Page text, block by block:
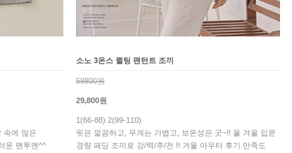
속에 많은
운 맨투맨^^
소노 3온스 퀼팅 팬턴트 조끼
59800원
29,800원
1(66-88) 2(99-110)
핏은 깔끔하고, 무게는 가볍고, 보온성은 굿~!! 울 겨울 입문
경량 패딩 조끼로 강/력/추/천 !! 겨울 아우터 후기 만족도